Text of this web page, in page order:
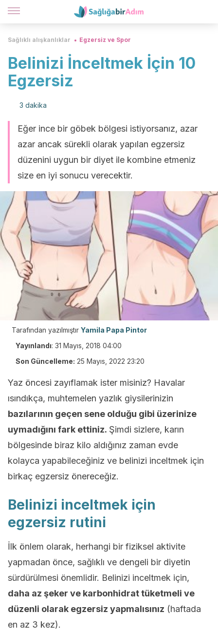
Sağlıklı alışkanlıklar Egzersiz ve Spor
Belinizi İnceltmek İçin 10
Egzersiz
3 dakika
Eğer ince bir göbek bölgesi istiyorsanız, azar
azar ancak sürekli olarak yapılan egzersiz
düzenini uygun bir diyet ile kombine etmeniz
size en iyi sonucu verecektir.
Tarafından yazılmıştır Yamila Papa Pintor
Yayınlandı: 31 Mayıs, 2018 04:00
Son Güncelleme: 25 Mayıs, 2022 23:20
Yaz öncesi zayıflamak ister misiniz? Havalar
ısındıkça, muhtemelen yazlık giysilerinizin
bazılarının geçen sene olduğu gibi üzerinize
uymadığını fark ettiniz. Şimdi sizlere, karın
bölgesinde biraz kilo aldığınız zaman evde
kolayca yapabileceğiniz ve belinizi inceltmek için
birkaç egzersiz önereceğiz.
Belinizi inceltmek için
egzersiz rutini
İlk önlem olarak, herhangi bir fiziksel aktivite
yapmadan önce, sağlıklı ve dengeli bir diyetin
sürdürülmesi önemlidir. Belinizi inceltmek için,
daha az şeker ve karbonhidrat tüketmeli ve
düzenli olarak egzersiz yapmalısınız (haftada
en az 3 kez).